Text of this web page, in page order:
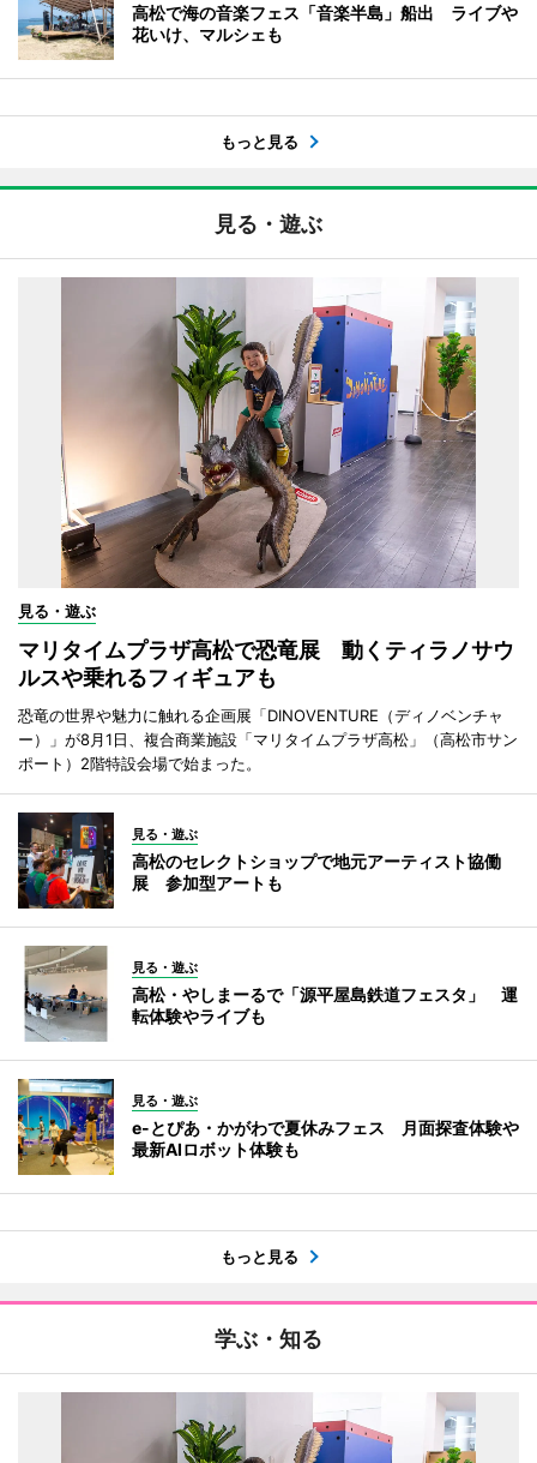
高松で海の音楽フェス「音楽半島」船出 ライブや
花いけ、マルシェも
もっと見る
見る・遊ぶ
見る・遊ぶ
マリタイムプラザ高松で恐竜展 動くティラノサウ
ルスや乗れるフィギュアも
恐竜の世界や魅力に触れる企画展「DINOVENTURE（ディノベンチャ
ー）」が8月1日、複合商業施設「マリタイムプラザ高松」（高松市サン
ポート）2階特設会場で始まった。
見る・遊ぶ
高松のセレクトショップで地元アーティスト協働
展 参加型アートも
見る・遊ぶ
高松・やしまーるで「源平屋島鉄道フェスタ」 運
転体験やライブも
見る・遊ぶ
e-とぴあ・かがわで夏休みフェス 月面探査体験や
最新AIロボット体験も
もっと見る
学ぶ・知る